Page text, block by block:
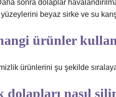
sonra dolaplar
beyaz sirke ve su
ürünler
ürünlerini şu şekilde
dolapları nasıl